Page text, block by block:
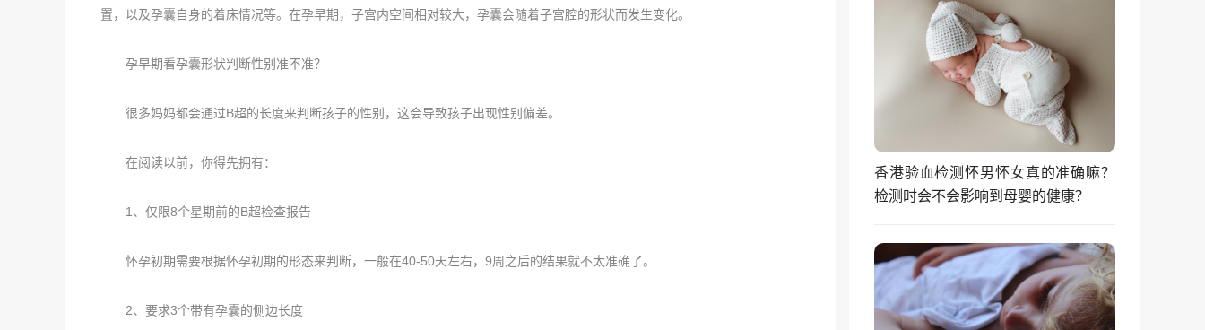
置，以及孕囊自身的着床情况等。在孕早期，子宫内空间相对较大，孕囊会随着子宫腔的形状而发生变化。
孕早期看孕囊形状判断性别准不准？
很多妈妈都会通过B超的长度来判断孩子的性别，这会导致孩子出现性别偏差。
在阅读以前，你得先拥有：
1、仅限8个星期前的B超检查报告
怀孕初期需要根据怀孕初期的形态来判断，一般在40-50天左右，9周之后的结果就不太准确了。
2、要求3个带有孕囊的侧边长度
香港验血检测怀男怀女真的准确嘛？
检测时会不会影响到母婴的健康？